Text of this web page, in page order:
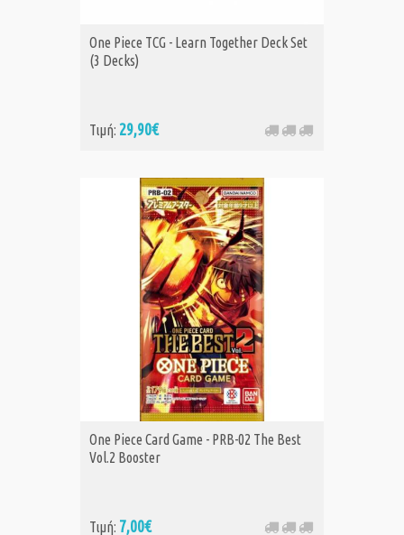
One Piece TCG - Learn Together Deck Set
(3 Decks)
Τιμή: 29,90€
One Piece Card Game - PRB-02 The Best
Vol.2 Booster
Τιμή: 7,00€